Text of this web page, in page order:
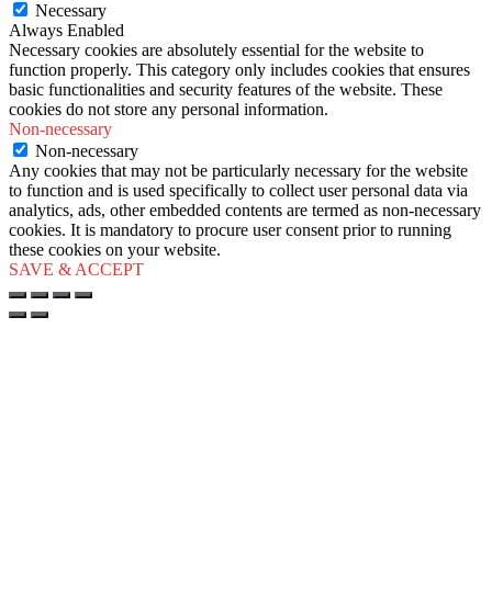
Necessary
Always Enabled
Necessary cookies are absolutely essential for the website to
function properly. This category only includes cookies that ensures
basic functionalities and security features of the website. These
cookies do not store any personal information.
Non-necessary
Non-necessary
Any cookies that may not be particularly necessary for the website
to function and is used specifically to collect user personal data via
analytics, ads, other embedded contents are termed as non-necessary
cookies. It is mandatory to procure user consent prior to running
these cookies on your website.
SAVE & ACCEPT